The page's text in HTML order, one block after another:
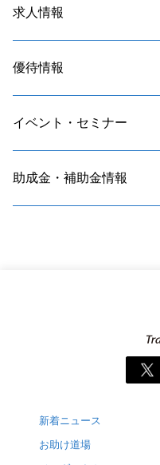
求人情報
優待情報
イベント・セミナー
助成金・補助金情報
新着ニュース
お助け道場